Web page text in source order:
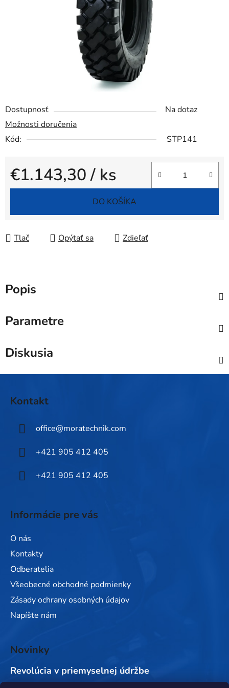
Dostupnosť
Na dotaz
Možnosti doručenia
Kód:
STP141
€1.143,30/ ks
Jednotková cena:
DO KOŠÍKA
Tlač Opýtať sa Zdieľať
Popis
Parametre
Diskusia
Kontakt
office@moratechnik.com
+421 905 412 405
+421 905 412 405
Informácie pre vás
O nás
Kontakty
Odberatelia
Všeobecné obchodné podmienky
Zásady ochrany osobných údajov
Napíšte nám
Novinky
Revolúcia v priemyselnej údržbe